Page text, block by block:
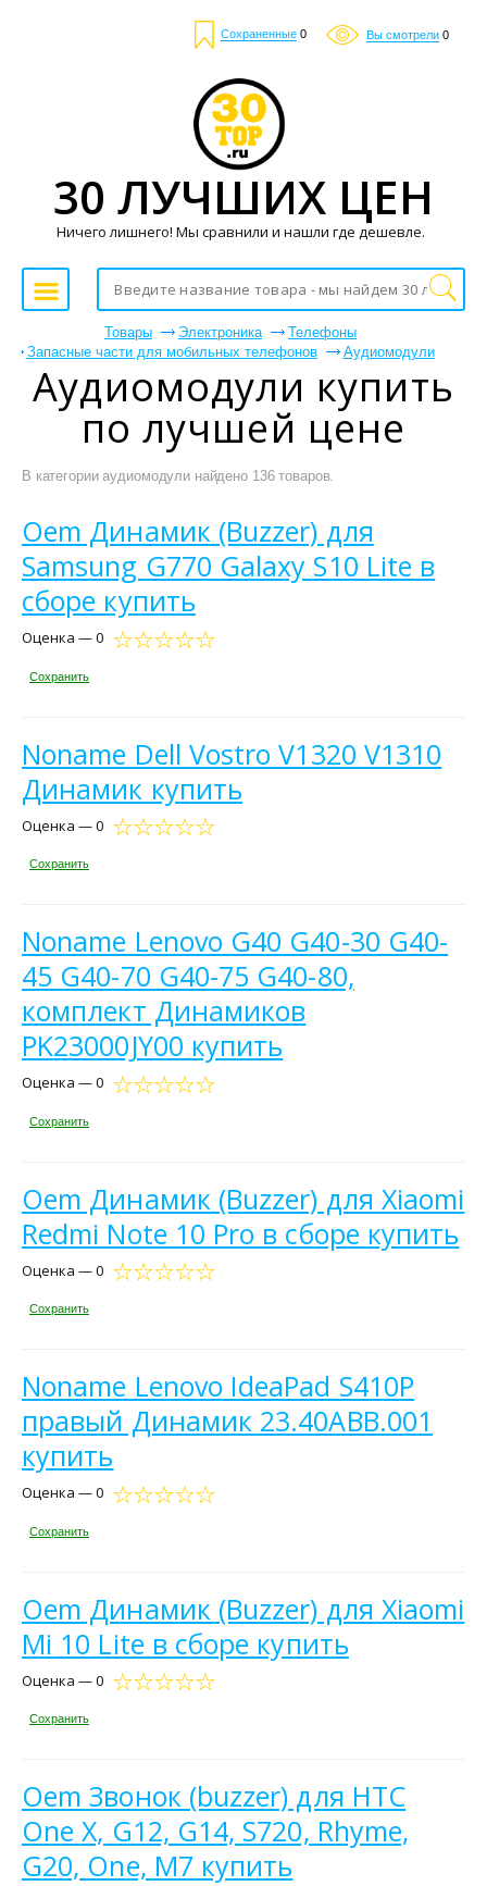
Сохраненные 0 Вы смотрели 0
Товары Электроника
Телефоны
Запасные части для мобильных телефонов
Аудиомодули
Аудиомодули купить
по лучшей цене
В категории аудиомодули найдено 136 товаров.
Oem Динамик (Buzzer) для
Samsung G770 Galaxy S10 Lite в
сборе купить
Оценка — 0
Сохранить
Noname Dell Vostro V1320 V1310
Динамик купить
Оценка — 0
Сохранить
Noname Lenovo G40 G40-30 G40-
45 G40-70 G40-75 G40-80,
комплект Динамиков
PK23000JY00 купить
Оценка — 0
Сохранить
Oem Динамик (Buzzer) для Xiaomi
Redmi Note 10 Pro в сборе купить
Оценка — 0
Сохранить
Noname Lenovo IdeaPad S410P
правый Динамик 23.40ABB.001
купить
Оценка — 0
Сохранить
Oem Динамик (Buzzer) для Xiaomi
Mi 10 Lite в сборе купить
Оценка — 0
Сохранить
Oem Звонок (buzzer) для HTC
One X, G12, G14, S720, Rhyme,
G20, One, M7 купить
30 ЛУЧШИХ ЦЕН
Ничего лишнего! Мы сравнили и нашли где дешевле.